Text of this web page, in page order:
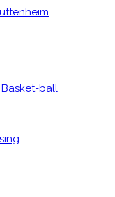
ball